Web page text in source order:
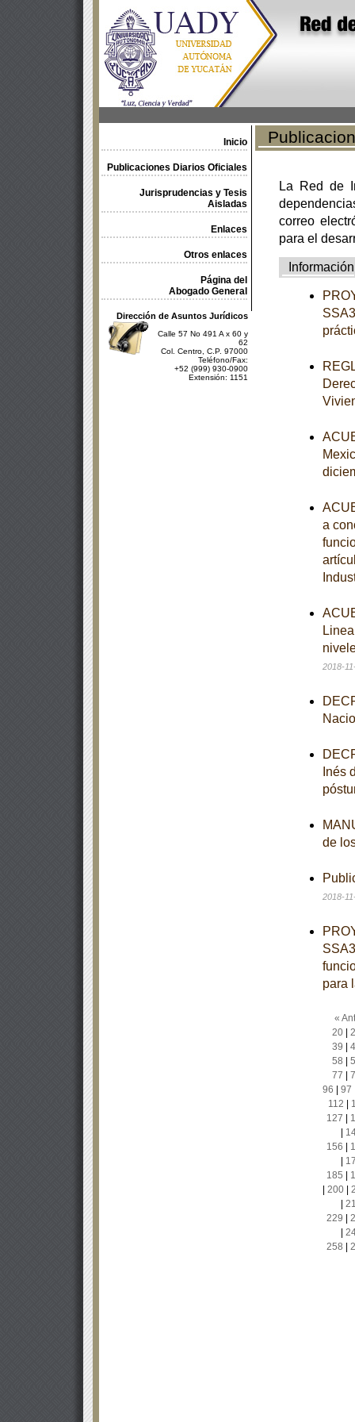
Inicio
Publicaciones Diarios Oficiales
Jurisprudencias y Tesis
Aisladas
Enlaces
Otros enlaces
Página del
Abogado General
Dirección de Asuntos Jurídicos
Calle 57 No 491 A x 60 y
62
Col. Centro, C.P. 97000
Teléfono/Fax:
+52 (999) 930-0900
Extensión: 1151
La Red de
correo
para el
Información
a
2018-
Inés
de
2018-
para
«
20|
39
58
77
96
97
112
127
156
185
200|
229
258